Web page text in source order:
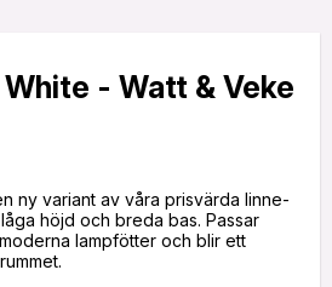
- Watt & Veke
ny variant av våra prisvärda linne-
höjd och breda bas. Passar
lampfötter och blir ett